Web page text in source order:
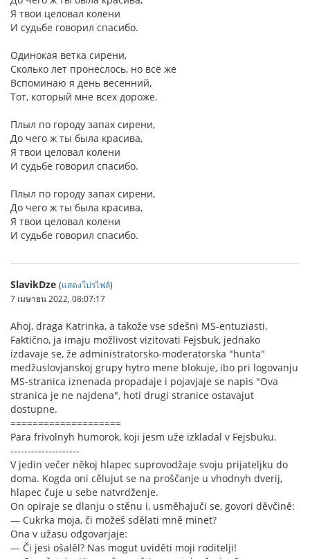
Я твои целовал колени
И судьбе говорил спасибо.
Одинокая ветка сирени,
Сколько лет пронеслось, но всё же
Вспоминаю я день весенний,
Тот, который мне всех дороже.
Плыл по городу запах сирени,
До чего ж ты была красива,
Я твои целовал колени
И судьбе говорил спасибо.
Плыл по городу запах сирени,
До чего ж ты была красива,
Я твои целовал колени
И судьбе говорил спасибо.
SlavikDze (แสดงโปรไฟล์)
7 เมษายน 2022, 08:07:17
Ahoj, draga Katrinka, a takože vse sdešni MS-entuziasti.
Faktično, ja imaju možlivost vizitovati Fejsbuk, jednako
izdavaje se, že administratorsko-moderatorska "hunta"
medžuslovjanskoj grupy hytro mene blokuje, ibo pri logovanju
MS-stranica iznenada propadaje i pojavjaje se napis "Ova
stranica je ne najdena", hoti drugi stranice ostavajut
dostupne.
====================
Para frivolnyh humorok, koji jesm uže izkladal v Fejsbuku.
--------------------
V jedin večer někoj hlapec suprovodžaje svoju prijateljku do
doma. Kogda oni cělujut se na proščanje u vhodnyh dverij,
hlapec čuje u sebe natvrdženje.
On opiraje se dlanju o stěnu i, usměhajuči se, govori děvčině:
— Cukrka moja, či možeš sdělati mně minet?
Ona v užasu odgovarjaje:
— Či jesi ošalěl? Nas mogut uviděti moji roditelji!